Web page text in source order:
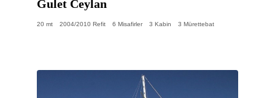
Gulet Ceylan
20 mt 2004/2010 Refit 6 Misafirler 3 Kabin 3 Mürettebat